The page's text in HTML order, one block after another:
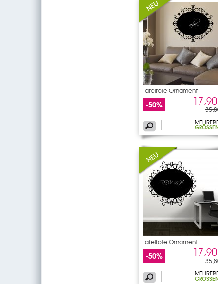
Tafelfolie Ornament
-50%
GRÖSSEN
Tafelfolie Ornament
-50%
GRÖSSEN